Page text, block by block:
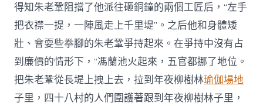
得知朱老鞏阻擋了他派往砸銅鐘的兩個工匠后，“左手
把衣襟一提，一陣風走上千里堤”。之后他和身體矮
壯、會耍些拳腳的朱老鞏爭持起來。在爭持中沒有占
到廉價的情形下，“馮蘭池火起來，五官都挪了地位。
把朱老鞏從長堤上拽上去，拉到年夜柳樹林瑜伽場地
子里，四十八村的人們圍護著跟到年夜柳樹林子里，